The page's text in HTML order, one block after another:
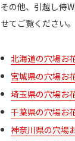
その他、引越し侍
せてご覧ください。
北海道の穴場お
宮城県の穴場お
埼玉県の穴場お
千葉県の穴場お
神奈川県の穴場